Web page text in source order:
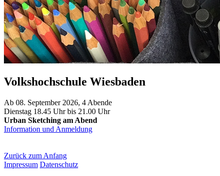
Volkshochschule Wiesbaden
Ab 08. September 2026, 4 Abende
Dienstag 18.45 Uhr bis 21.00 Uhr
Urban Sketching am Abend
Information und Anmeldung
Zurück zum Anfang
Impressum Datenschutz